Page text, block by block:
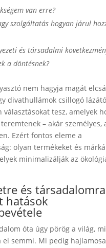
van erre?
szolgáltatás hogyan járul
és társadalmi
a döntésnek?
nem hagyja magát
divathullámok csillogó
választásokat tesz, amelyek
– akár személyes,
Ezért fontos eleme a
olyan termékeket és
minimalizálják az
és társadalomra
hatások
óta úgy pörög a világ,
el semmi. Mi pedig